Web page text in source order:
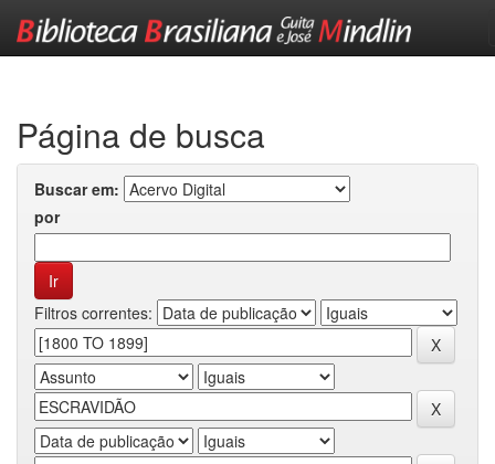
Página de busca
Buscar em:
por
Filtros correntes: